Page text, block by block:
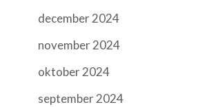
december 2024
november 2024
oktober 2024
september 2024